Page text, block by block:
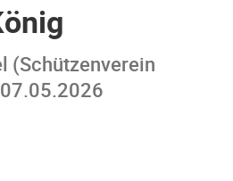
(Schützenverein